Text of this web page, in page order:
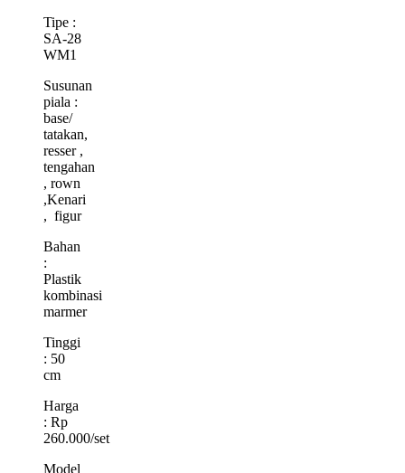
Tipe :
SA-28
WM1
Susunan
piala :
base/
tatakan,
resser ,
tengahan
, rown
,Kenari
, figur
Bahan
:
Plastik
kombinasi
marmer
Tinggi
: 50
cm
Harga
: Rp
260.000/set
Model